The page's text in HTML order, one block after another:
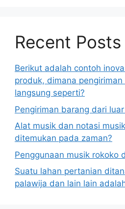
Recent Posts
Berikut adalah contoh
produk, dimana
langsung seperti?
Pengiriman barang dari
Alat musik dan notasi
ditemukan pada zaman?
Penggunaan musik rokoko
Suatu lahan pertanian
palawija dan lain lain